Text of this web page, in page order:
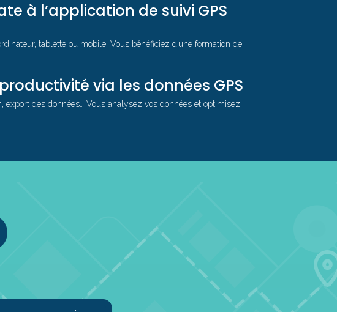
à l’application de suivi GPS
tablette ou mobile. Vous bénéficiez d’une formation de
via les données GPS
export des données… Vous analysez vos données et optimisez